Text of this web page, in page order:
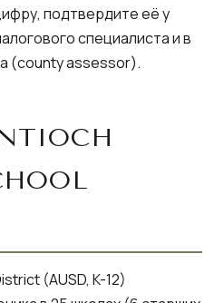
подтвердите её у
специалиста и в
(county assessor).
(AUSD, K-12)